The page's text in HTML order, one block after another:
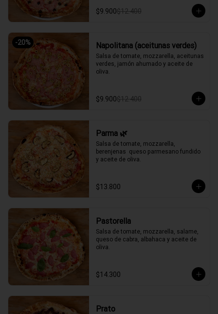
$9.900$12.400
-20% Napolitana (aceitunas verdes)
Salsa de tomate, mozzarella, aceitunas
verdes, jamón ahumado y aceite de
oliva.
$9.900$12.400
Parma 🌿
Salsa de tomate, mozzarella,
berenjenas  queso parmesano fundido
y aceite de oliva.
$13.800
Pastorella
Salsa de tomate, mozzarella, salame,
queso de cabra, albahaca y aceite de
oliva.
$14.300
Prato